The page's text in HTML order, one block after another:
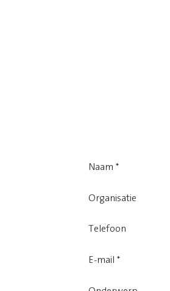
Naam *
Organisatie
Telefoon
E-mail *